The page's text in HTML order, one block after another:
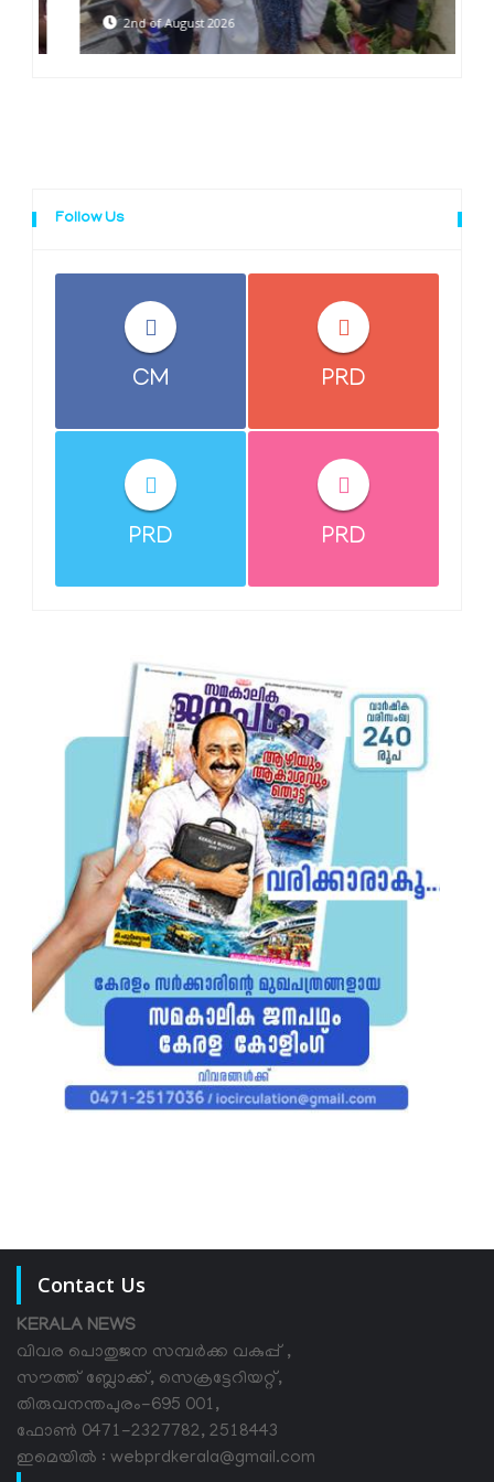
2nd of August 2026
Follow Us
CM PRD
PRD PRD
Contact Us
KERALA NEWS
വിവര പൊതുജന സമ്പര്‍ക്ക വകുപ്പ് ,
സൗത്ത് ബ്ലോക്ക്, സെക്രട്ടേറിയറ്റ്,
തിരുവനന്തപുരം-695 001,
ഫോൺ 0471-2327782, 2518443
ഇമെയിൽ : webprdkerala@gmail.com